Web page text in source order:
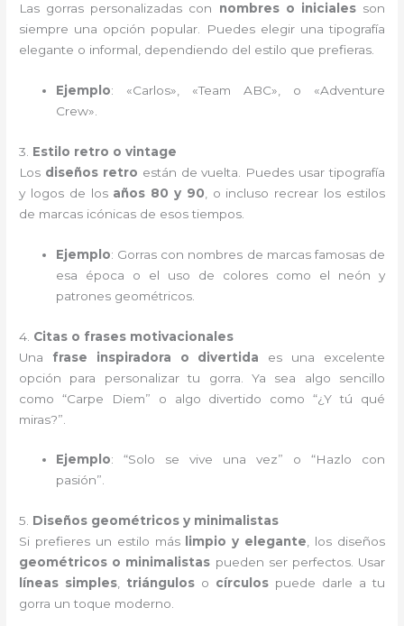
Las gorras personalizadas con nombres o inicialesson
siempre una opción popular. Puedes elegir una tipografía
elegante o informal, dependiendo del estilo que prefieras.
Ejemplo: «Carlos», «Team ABC», o «Adventure
Crew».
3. Estilo retro o vintage
Los diseños retro están de vuelta. Puedes usar tipografía
y logos de los años 80 y 90 , o incluso recrear los estilos
de marcas icónicas de esos tiempos.
Ejemplo: Gorras con nombres de marcas famosas de
esa época o el uso de colores como el neón y
patrones geométricos.
4. Citas o frases motivacionales
Una frase inspiradora o divertida es una excelente
opción para personalizar tu gorra. Ya sea algo sencillo
como “Carpe Diem” o algo divertido como “¿Y tú qué
miras?”.
Ejemplo: “Solo se vive una vez” o “Hazlo con
pasión”.
5. Diseños geométricos y minimalistas
Si prefieres un estilo más
limpio y elegante, los diseños
geométricos o minimalistas pueden ser perfectos. Usar
líneas simples, triángulos o círculos puede darle a tu
gorra un toque moderno.